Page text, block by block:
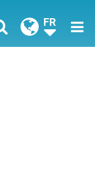
FR